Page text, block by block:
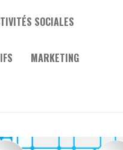
SOCIALES
MARKETING